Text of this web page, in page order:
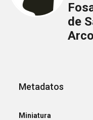
de
Metadatos
Miniatura